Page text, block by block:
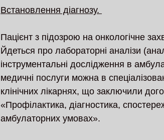
Встановлення діагнозу.
Пацієнт з підозрою на онкологічне
Йдеться про лабораторні аналізи
інструментальні дослідження в
медичні послуги можна в
клінічних лікарнях, що заключили
«Профілактика, діагностика,
амбулаторних умовах».